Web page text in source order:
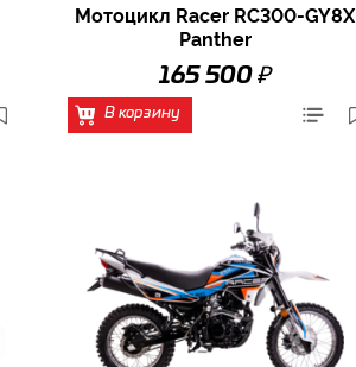
Мотоцикл Racer RC300-GY8X
Panther
165 500 ₽
В корзину